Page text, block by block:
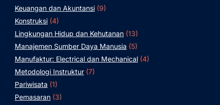
Keuangan dan Akuntansi (9)
Konstruksi (4)
Lingkungan Hidup dan Kehutanan (13)
Manajemen Sumber Daya Manusia (5)
Manufaktur: Electrical dan Mechanical (4)
Metodologi Instruktur (7)
Pariwisata (1)
Pemasaran (3)